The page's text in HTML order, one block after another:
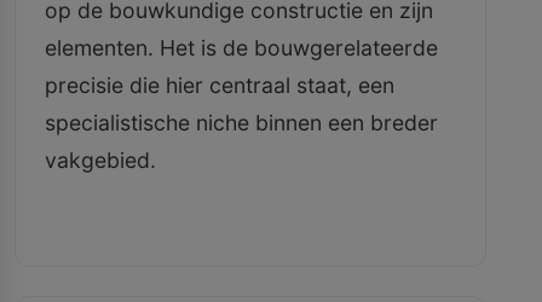
op de bouwkundige constructie en zijn
elementen. Het is de bouwgerelateerde
precisie die hier centraal staat, een
specialistische niche binnen een breder
vakgebied.